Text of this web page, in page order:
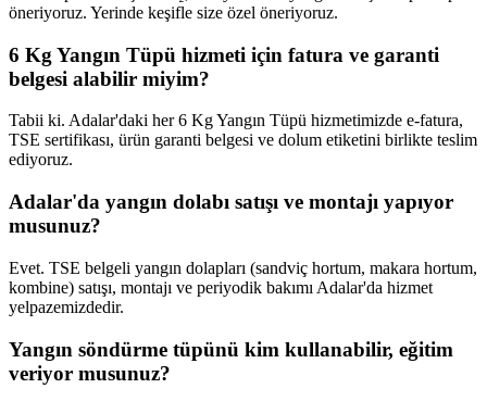
öneriyoruz. Yerinde keşifle size özel öneriyoruz.
6 Kg Yangın Tüpü hizmeti için fatura ve garanti
belgesi alabilir miyim?
Tabii ki. Adalar'daki her 6 Kg Yangın Tüpü hizmetimizde e-fatura,
TSE sertifikası, ürün garanti belgesi ve dolum etiketini birlikte teslim
ediyoruz.
Adalar'da yangın dolabı satışı ve montajı yapıyor
musunuz?
Evet. TSE belgeli yangın dolapları (sandviç hortum, makara hortum,
kombine) satışı, montajı ve periyodik bakımı Adalar'da hizmet
yelpazemizdedir.
Yangın söndürme tüpünü kim kullanabilir, eğitim
veriyor musunuz?